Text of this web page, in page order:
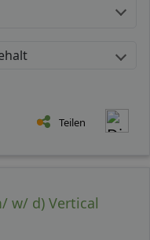
Teilen
w/ d) Vertical